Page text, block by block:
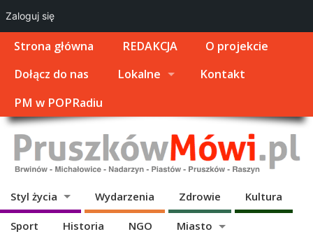
Strona główna REDAKCJA
O projekcie
Dołącz do nas
Lokalne
Kontakt
PM w POPRadiu
Styl życia Wydarzenia Zdrowie Kultura
Sport Historia NGO Miasto
Zaloguj się